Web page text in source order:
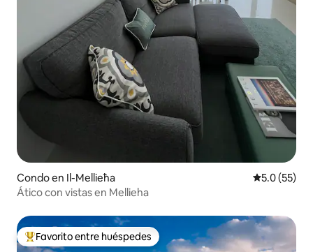
Condo en Il-Mellieħa Calificación
5.0 (55)
Ático con vistas en Mellieha
Favorito entre huéspedes preferido
Favorito entre huéspedes